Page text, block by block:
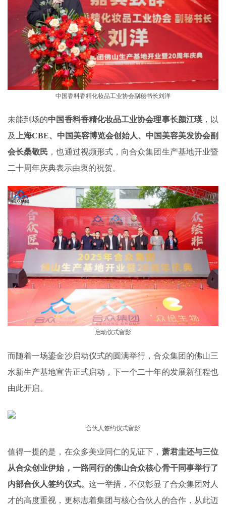
中国香料香精化妆品工业协会副秘书长刘洋
未能到场的中国香料香精化妆品工业协会理事长颜江瑛，以
及
上海CBE、中国美容博览会创始人、中国美容美发协会副
会长桑敬民 ，也通过视频形式，向合众集团生产基地开业暨
二十周年庆典表示由衷的祝贺。
启动仪式留影
而随着一场鎏金沙启动仪式的圆满举行，合众集团的佛山三
水新生产基地宣告正式启动，下一个二十年的发展新征程也
由此开启。
合伙人签约仪式留影
值得一提的是，在众多美业同仁的见证下， 萧君圭还与三位
从合众创业伊始，一路同行的佛山合众核心骨干同事举行了
内部合伙人签约仪式。 这一举措，不仅彰显了合众集团对人
才的高度重视，更标志着集团与核心合伙人的合作，从此迈